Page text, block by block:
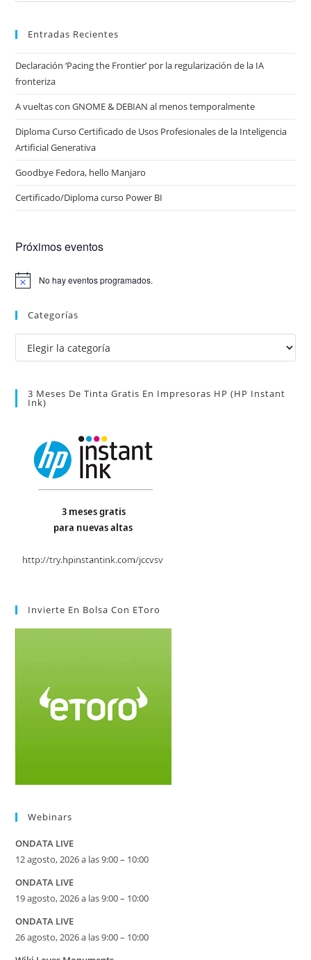
Entradas Recientes
Declaración ‘Pacing the Frontier’ por la regularización de la IA
fronteriza
A vueltas con GNOME & DEBIAN al menos temporalmente
Diploma Curso Certificado de Usos Profesionales de la Inteligencia
Artificial Generativa
Goodbye Fedora, hello Manjaro
Certificado/Diploma curso Power BI
Próximos eventos
A
s
No hay eventos programados.
Categorías
Categorías
3 Meses De Tinta Gratis En Impresoras HP (HP Instant
Ink)
Invierte En Bolsa Con EToro
Webinars
ONDATA LIVE
12 agosto, 2026 a las 9:00 – 10:00
ONDATA LIVE
19 agosto, 2026 a las 9:00 – 10:00
ONDATA LIVE
26 agosto, 2026 a las 9:00 – 10:00